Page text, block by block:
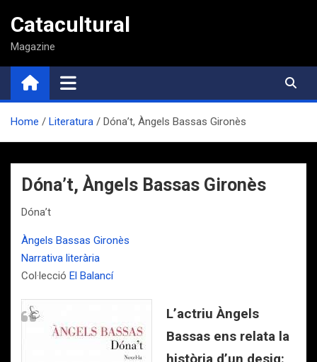
contenido
Catacultural
Magazine
Home Literatura Dóna’t, Àngels Bassas Gironès
Dóna’t, Àngels Bassas Gironès
Dóna’t
Àngels Bassas Gironès
Narrativa literària
Col·lecció El Balancí
L’actriu Àngels
Bassas ens relata la